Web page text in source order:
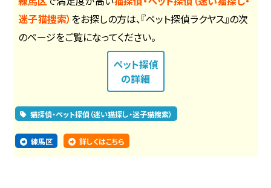
迷子猫捜索） をお探しの方は、『ペット探偵ラクヤス』の次
のページをご覧になってください。
ペット探偵
の詳細
猫探偵・ペット探偵（迷い猫探し・迷子猫捜索）
練馬区 詳しくはこちら